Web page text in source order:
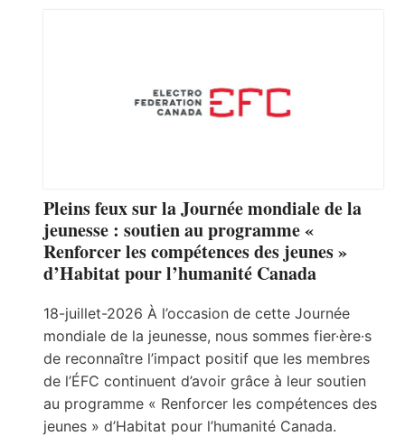
Pleins feux sur la Journée mondiale de la
jeunesse : soutien au programme «
Renforcer les compétences des jeunes »
d’Habitat pour l’humanité Canada
18-juillet-2026 À l’occasion de cette Journée
mondiale de la jeunesse, nous sommes fier·ère·s
de reconnaître l’impact positif que les membres
de l’ÉFC continuent d’avoir grâce à leur soutien
au programme « Renforcer les compétences des
jeunes » d’Habitat pour l’humanité Canada.